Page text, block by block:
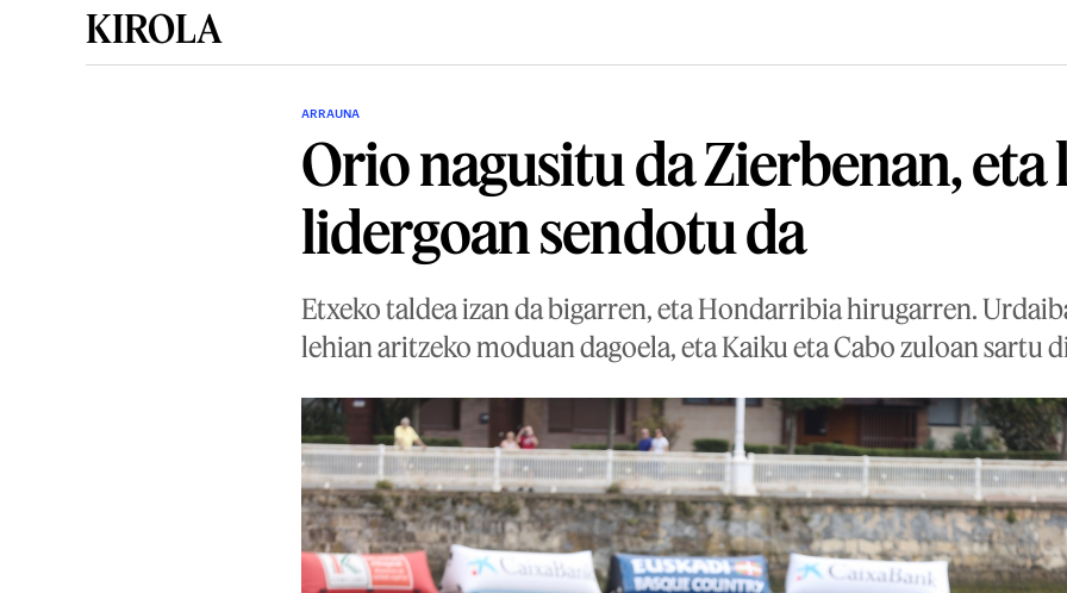
KIROLA
ARRAUNA
Orio nagusitu da Zierbenan, eta
lidergoan sendotu da
Etxeko taldea izan da bigarren, eta Hondarribia hirugarren.
lehian aritzeko moduan dagoela, eta Kaiku eta Cabo zuloan sartu